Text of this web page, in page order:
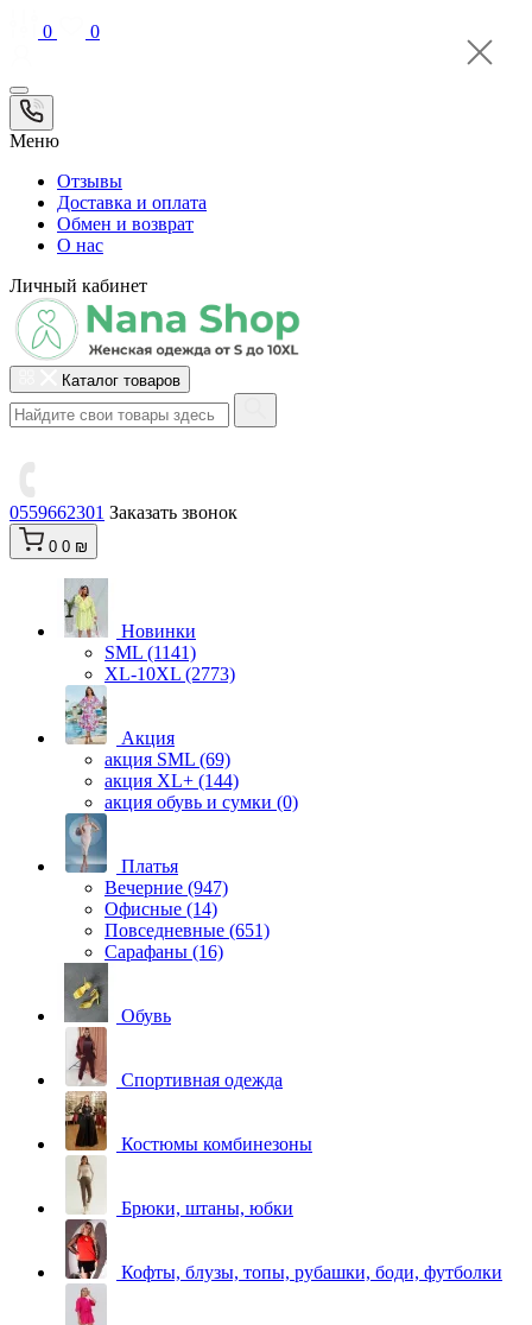
0 0
Меню
Отзывы
Доставка и оплата
Обмен и возврат
О нас
Личный кабинет
Каталог товаров
0559662301 Заказать звонок
0 0 ₪
Новинки
SML (1141)
XL-10XL (2773)
Акция
акция SML (69)
акция XL+ (144)
акция обувь и сумки (0)
Платья
Вечерние (947)
Офисные (14)
Повседневные (651)
Сарафаны (16)
Обувь
Спортивная одежда
Костюмы комбинезоны
Брюки, штаны, юбки
Кофты, блузы, топы, рубашки, боди, футболки